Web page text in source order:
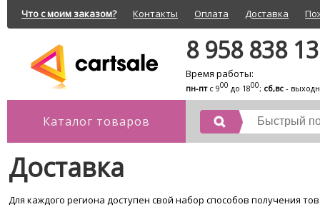
Что с моим заказом? Контакты Оплата Доставка
8 958 838
Время работы:
пн-птс 900 до 1800; сб,вс -
Каталог товаров
Доставка
Для каждого региона доступен свой набор способов получения